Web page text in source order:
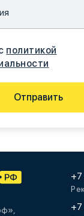
политикой
Отправить